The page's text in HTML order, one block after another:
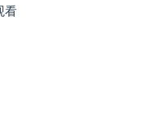
看